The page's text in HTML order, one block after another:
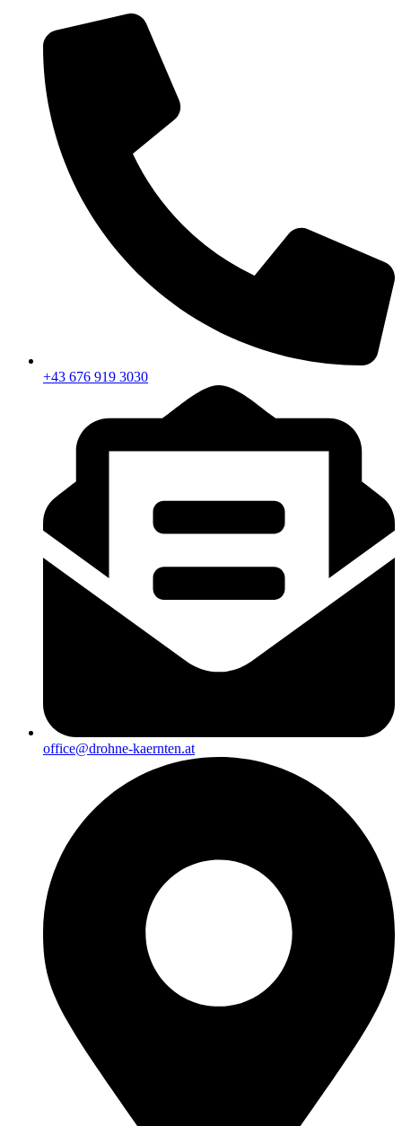
+43 676 919 3030
office@drohne-kaernten.at